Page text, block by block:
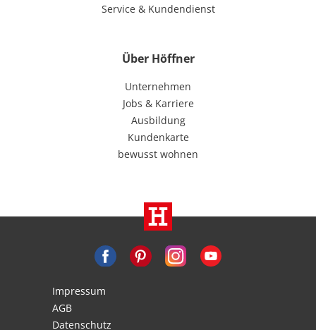
Service & Kundendienst
Über Höffner
Unternehmen
Jobs & Karriere
Ausbildung
Kundenkarte
bewusst wohnen
Impressum
AGB
Datenschutz